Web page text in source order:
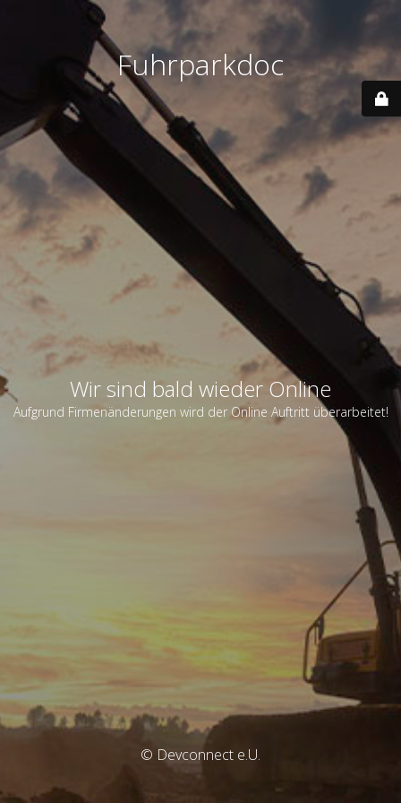
Fuhrparkdoc
Wir sind bald wieder Online
Aufgrund Firmenänderungen wird der Online Auftritt überarbeitet!
© Devconnect e.U.